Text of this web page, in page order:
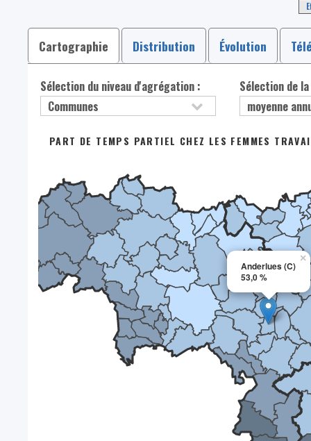
Cartographie Distribution Évolution
Sélection du niveau d'agrégation : Sélection de
Anderlues (C)
53,0 %
×
PART DE TEMPS PARTIEL CHEZ LES FEMMES